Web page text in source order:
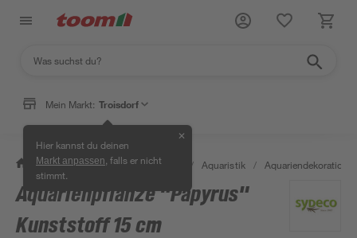
Mein Markt: Troisdorf
Hier kannst du deinen
Markt anpassen , falls er nicht
stimmt.
✕
/ Garten & Freizeit / Tierbedarf / Aquaristik / Aquariendekoration
Aquarienpflanze "Papyrus"
Kunststoff 15 cm